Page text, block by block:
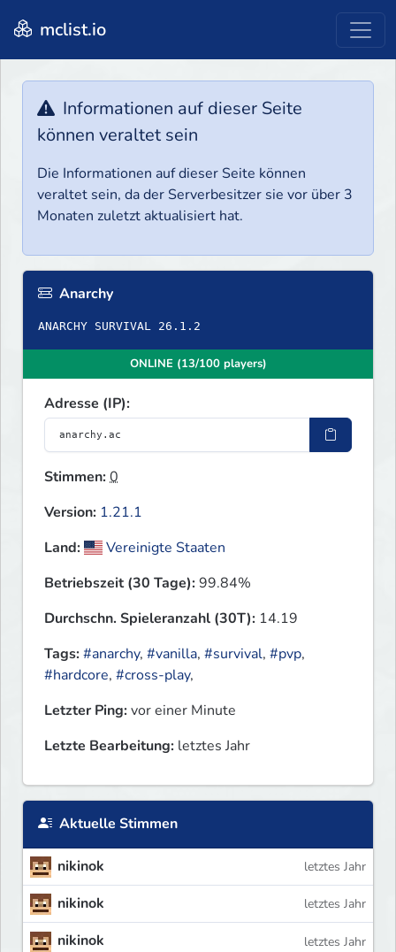
mclist.io
Informationen auf dieser Seite
können veraltet sein
Die Informationen auf dieser Seite können
veraltet sein, da der Serverbesitzer sie vor über 3
Monaten zuletzt aktualisiert hat.
Anarchy
ANARCHY SURVIVAL 26.1.2
ONLINE (13/100 players)
Adresse (IP):
Stimmen:0
Version: 1.21.1
Land:
Vereinigte Staaten
Betriebszeit (30 Tage):99.84%
Durchschn. Spieleranzahl (30T): 14.19
Tags:#anarchy, #vanilla, #survival, #pvp,
#hardcore, #cross-play,
Letzter Ping:vor einer Minute
Letzte Bearbeitung: letztes Jahr
Aktuelle Stimmen
nikinok letztes Jahr
nikinok letztes Jahr
nikinok letztes Jahr